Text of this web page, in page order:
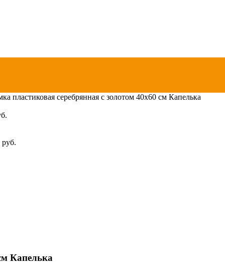
пластиковая серебрянная с золотом 40х60 см Капелька
руб.
Капелька